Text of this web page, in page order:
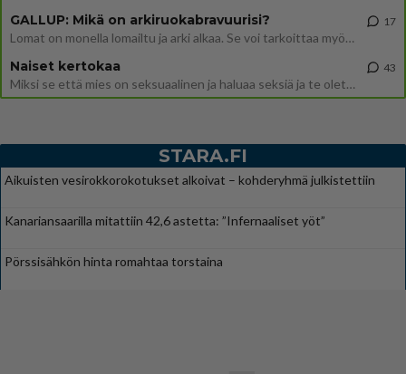
GALLUP: Mikä on arkiruokabravuurisi?
Lomat on monella lomailtu ja arki alkaa. Se voi tarkoittaa myös sitä, että grillailut on grillattu ja palataan arjen ruo
17
Naiset kertokaa
Miksi se että mies on seksuaalinen ja haluaa seksiä ja te olette hänen mielestänne haluttava on vastenmielistä? Mikä sii
43
STARA.FI
Aikuisten vesirokkorokotukset alkoivat – kohderyhmä julkistettiin
Kanariansaarilla mitattiin 42,6 astetta: ”Infernaaliset yöt”
Pörssisähkön hinta romahtaa torstaina